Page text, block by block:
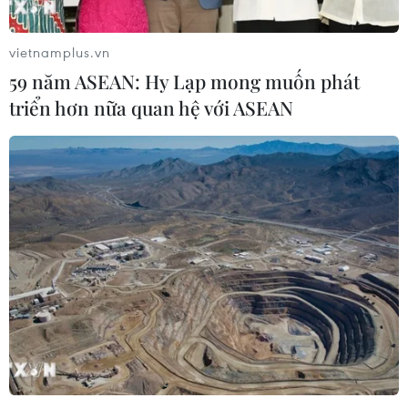
Thương mại Việt Nam-Australia
hướng tới những động lực tăng
trưởng mới
08/08/2026 03:29
Nghệ An: OCOP đã có thương hiệu,
vì sao nông sản vẫn lo đầu ra?
08/08/2026 03:28
Quảng Trị quyết tâm bàn giao sớm
mặt bằng Dự án Nhà máy điện gió
LIG-Hướng Hóa 1
08/08/2026 02:33
vietnamplus.vn
59 năm ASEAN: Hy Lạp mong muốn phát
triển hơn nữa quan hệ với ASEAN